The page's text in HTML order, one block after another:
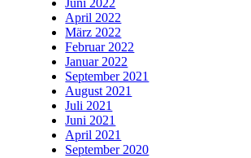
Juni 2022
April 2022
März 2022
Februar 2022
Januar 2022
September 2021
August 2021
Juli 2021
Juni 2021
April 2021
September 2020